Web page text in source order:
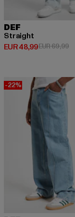
DEF
Straight
EUR 48,99
Huidige prijs: EUR
EUR 69,99
-22%